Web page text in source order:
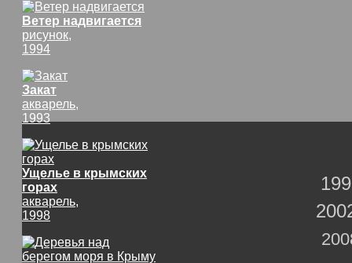
Ветер надвигается
рисунок,
1994
Закат
акварель,
1993
Ущелье в крымских
горах
акварель,
1998